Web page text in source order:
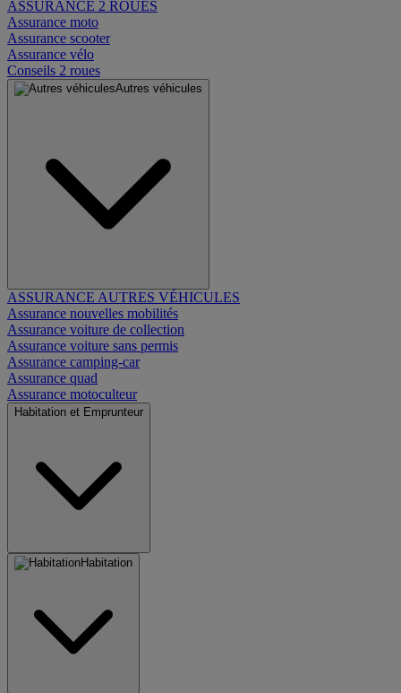
ASSURANCE 2 ROUES
Assurance moto
Assurance scooter
Assurance vélo
Conseils 2 roues
Autres véhicules
ASSURANCE AUTRES VÉHICULES
Assurance nouvelles mobilités
Assurance voiture de collection
Assurance voiture sans permis
Assurance camping-car
Assurance quad
Assurance motoculteur
Habitation et Emprunteur
Habitation